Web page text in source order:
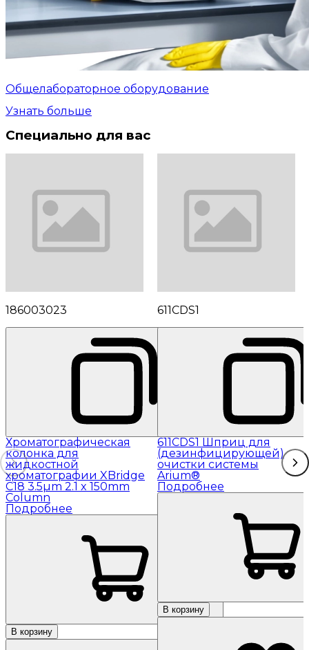
Общелабораторное оборудование
Узнать больше
Специально для вас
186003023
Хроматографическая
колонка для
жидкостной
хроматографии XBridge
C18 3.5µm 2.1 x 150mm
Column
Подробнее
В корзину
611CDS1
611CDS1 Шприц для
(дезинфицирующей)
очистки системы
Arium®
Подробнее
В корзину